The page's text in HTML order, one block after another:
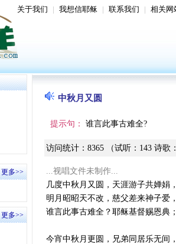
关于我们 | 我想信耶稣 | 联系我们 | 相关网
更多>>
更多>>
中秋月又圆
提示句： 谁言此事古难全?
访问统计： 8365 （试听： 143 诗歌
...视唱文件未制作...
几度中秋月又圆，天涯游子共婵娟
明月昭昭天不改，慈父差来神子爱
谁言此事古难全？耶稣基督赐恩典
今宵中秋月更圆，兄弟同居乐无间